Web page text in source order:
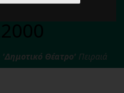
μας στο:
'Δημοτικό Θέατρο' Πειραιά